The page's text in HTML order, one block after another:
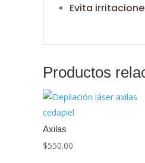
Evita
Productos
Axilas
$550.00